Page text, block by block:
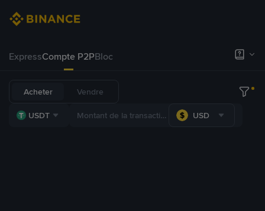
ExpressCompte P2PBloc
Acheter Vendre
USDT USD